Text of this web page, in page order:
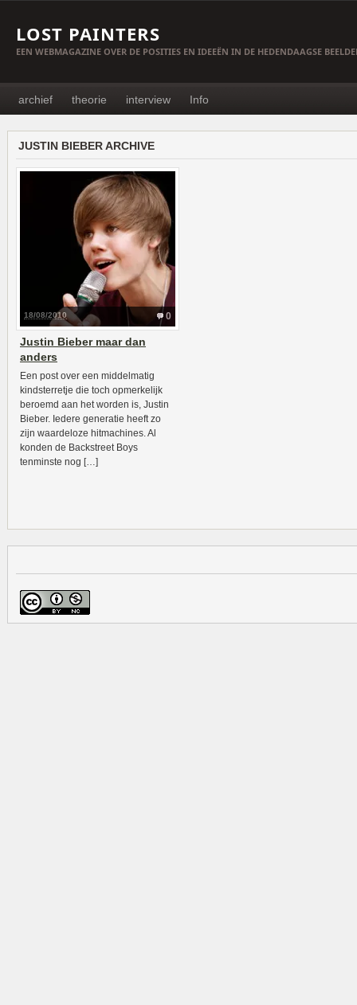
LOST PAINTERS
EEN WEBMAGAZINE OVER DE POSITIES EN IDEEËN IN DE HEDENDAAGSE
archief theorie interview Info
JUSTIN BIEBER ARCHIVE
0
18/08/2010
Justin Bieber maar dan
anders
Een post over een middelmatig
kindsterretje die toch opmerkelijk
beroemd aan het worden is, Justin
Bieber. Iedere generatie heeft zo
zijn waardeloze hitmachines. Al
konden de Backstreet Boys
tenminste nog […]